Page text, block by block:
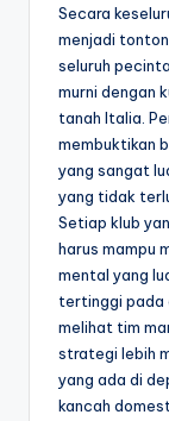
Secara
menjadi
seluruh
murni dengan
tanah Italia.
membuktikan
yang sangat
yang tidak
Setiap klub
harus mampu
mental yang
tertinggi pada
melihat tim
strategi lebih
yang ada di
kancah